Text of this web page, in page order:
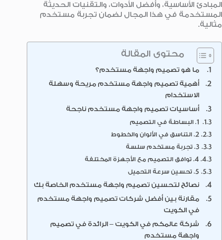
المبادئ الأساسية، وأفضل الأدوات، والتقنيات الحديثة
المستخدمة في هذا المجال لضمان تجربة مستخدم
مثالية.
محتوى المقالة
ما هو تصميم واجهة مستخدم؟
أهمية تصميم واجهة مستخدم مريحة وسهلة
الاستخدام
أساسيات تصميم واجهة مستخدم ناجحة
1. البساطة في التصميم
2. التناسق في الألوان والخطوط
3. تجربة مستخدم سلسة
4. توافق التصميم مع الأجهزة المختلفة
5. تحسين سرعة التحميل
نصائح لتحسين تصميم واجهة مستخدم الخاصة بك
مقارنة بين أفضل شركات تصميم واجهة مستخدم
في الكويت
شركة عالمكم في الكويت – الرائدة في تصميم
واجهة مستخدم